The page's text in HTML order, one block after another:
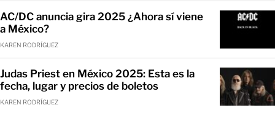
AC/DC anuncia gira 2025 ¿Ahora sí viene
a México?
KAREN RODRÍGUEZ
Judas Priest en México 2025: Esta es la
fecha, lugar y precios de boletos
KAREN RODRÍGUEZ